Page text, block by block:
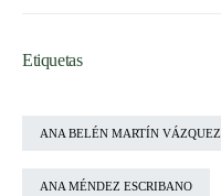
Etiquetas
ANA BELÉN MARTÍN VÁZQUEZ
ANA MÉNDEZ ESCRIBANO